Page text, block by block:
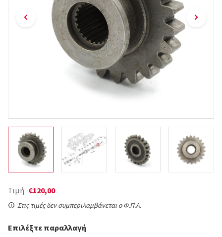
Τιμή €120,00
Στις τιμές δεν συμπεριλαμβάνεται ο Φ.Π.Α.
Επιλέξτε παραλλαγή